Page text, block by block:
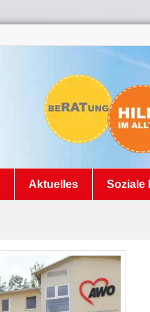
Aktuelles Soziale